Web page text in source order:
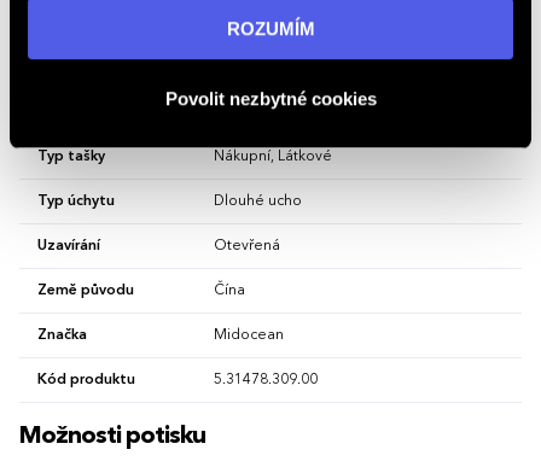
informací navštivte naši stránkuzásadách ochrany
ROZUMÍM
Povolit nezbytné cookies
Typ tašky Nákupní, Látkové
Typ úchytu Dlouhé ucho
Uzavírání Otevřená
Země původu Čína
Značka Midocean
Kód produktu 5.31478.309.00
Možnosti potisku